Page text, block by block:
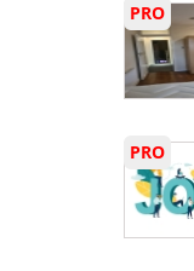
PRO
PRO